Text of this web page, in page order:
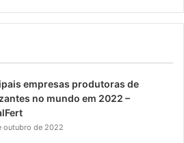
empresas produtoras de
no mundo em 2022 –
outubro de 2022